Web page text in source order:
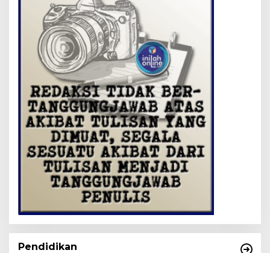
Pendidikan